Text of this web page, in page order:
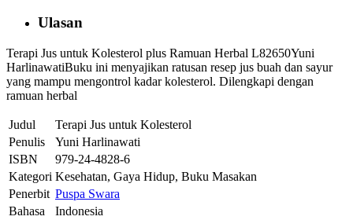
Ulasan
Terapi Jus untuk Kolesterol plus Ramuan Herbal L82650Yuni
HarlinawatiBuku ini menyajikan ratusan resep jus buah dan sayur
yang mampu mengontrol kadar kolesterol. Dilengkapi dengan
ramuan herbal
Judul
Terapi Jus untuk Kolesterol
Penulis
Yuni Harlinawati
ISBN
979-24-4828-6
Kategori Kesehatan, Gaya Hidup, Buku Masakan
Penerbit Puspa Swara
Bahasa
Indonesia